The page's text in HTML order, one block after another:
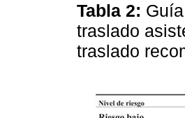
Tabla 2:
traslado
traslado